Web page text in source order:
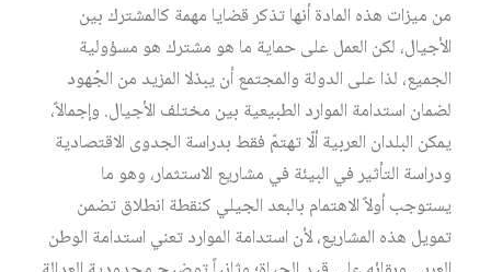
من ميزات هذه المادة أنها تذكر قضايا مهمة كالمشترك بين
الأجيال، لكن العمل على حماية ما هو مشترك هو مسؤولية
الجميع، لذا على الدولة والمجتمع أن يبذلا المزيد من الجُهود
لضمان استدامة الموارد الطبيعية بين مختلف الأجيال. وإجمالاً،
يمكن البلدان العربية ألّا تهتمّ فقط بدراسة الجدوى الاقتصادية
ودراسة التأثير في البيئة في مشاريع الاستثمار، وهو ما
يستوجب أولاً الاهتمام بالبعد الجيلي كنقطة انطلاق تضمن
تمويل هذه المشاريع، لأن استدامة الموارد تعني استدامة الوطن